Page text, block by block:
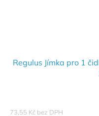
Regulus Jímka pro 1
73,55 Kč bez DPH